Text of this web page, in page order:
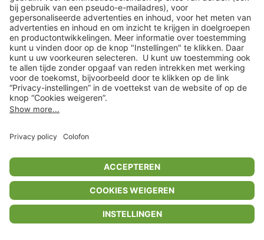
Help Center